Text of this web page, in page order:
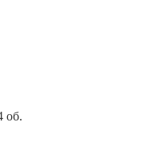
об.